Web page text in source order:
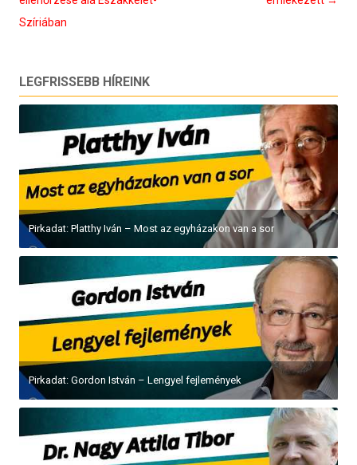
Szíriában
LEGFRISSEBB HÍREINK
Pirkadat: Platthy Iván – Most az egyházakon van a sor
Pirkadat: Gordon István – Lengyel fejlemények